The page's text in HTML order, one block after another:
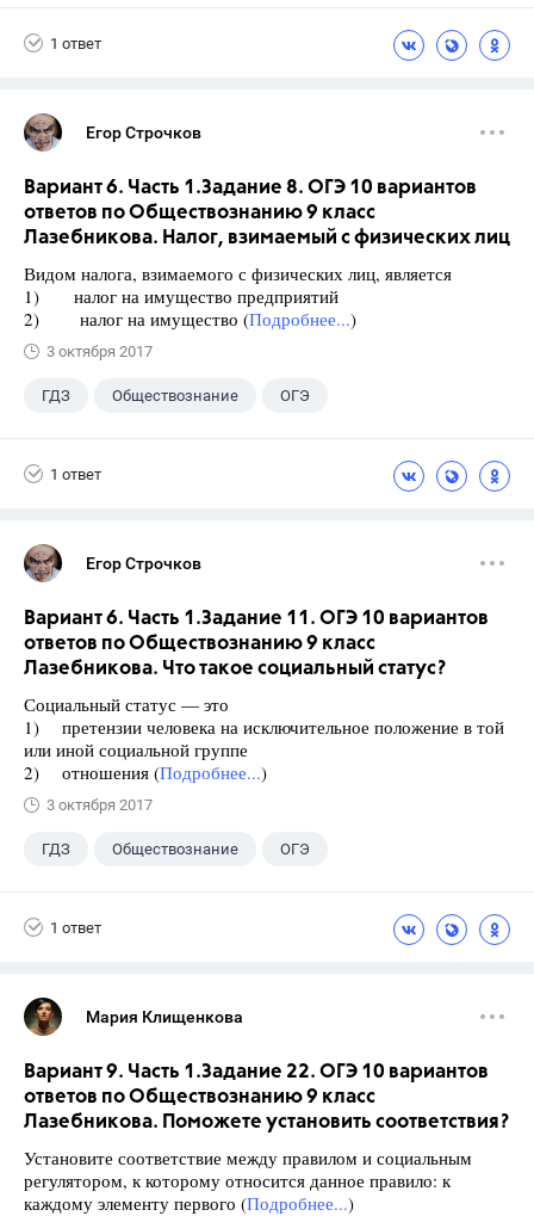
1 ответ
Егор Строчков
Вариант 6. Часть 1.Задание 8. ОГЭ 10 вариантов
ответов по Обществознанию 9 класс
Лазебникова. Налог, взимаемый с физических лиц
Видом налога, взимаемого с физических лиц, является
1) налог на имущество предприятий
2) налог на имущество (Подробнее...)
3 октября 2017
ГДЗ Обществознание ОГЭ
1 ответ
Егор Строчков
Вариант 6. Часть 1.Задание 11. ОГЭ 10 вариантов
ответов по Обществознанию 9 класс
Лазебникова. Что такое социальный статус?
Социальный статус — это
1) претензии человека на исключительное положение в той
или иной социальной группе
2) отношения (Подробнее...)
3 октября 2017
ГДЗ Обществознание ОГЭ
1 ответ
Мария Клищенкова
Вариант 9. Часть 1.Задание 22. ОГЭ 10 вариантов
ответов по Обществознанию 9 класс
Лазебникова. Поможете установить соответствия?
Установите соответствие между правилом и социальным
регулятором, к которому относится данное правило: к
каждому элементу первого (Подробнее...)